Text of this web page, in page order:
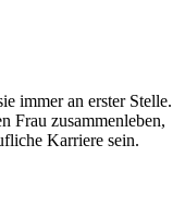
immer an erster Stelle.
Frau zusammenleben,
Karriere sein.